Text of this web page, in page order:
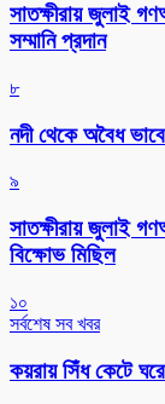
সাতক্ষীরায় জুলাই
সম্মানি প্রদান
৮
নদী থেকে অবৈধ
৯
সাতক্ষীরায় জুলাই
বিক্ষোভ মিছিল
১০
সর্বশেষ সব খবর
কয়রায় সিঁধ কেটে